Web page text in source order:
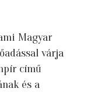
Magyar
várja
című
és a